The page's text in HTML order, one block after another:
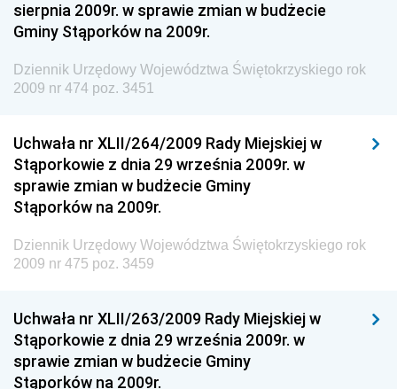
Gospodarki Żywnościowej
Społecznej
Dziennik Urzędowy Ministra Cyfryzacji
Dziennik Urzędowy Ministra Infrastruktury i
Budownictwa
Dziennik Urzędowy Ministra Gospodarki Morskiej i
Dziennik Urzędowy Ministra Energii
Dziennik Urzędowy Ministra Sprawiedliwości
Dziennik Urzędowy Ministra Rozwoju i Finansów
Dziennik Urzędowy Wyższego Urzędu Górniczego
sierpnia 2009r. w sprawie zmian w budżecie
Gminy Stąporków na 2009r.
Dziennik Urzędowy Województwa Świętokrzyskiego rok
2009 nr 474 poz. 3451
Uchwała nr XLII/264/2009 Rady Miejskiej w
Stąporkowie z dnia 29 września 2009r. w
sprawie zmian w budżecie Gminy
Stąporków na 2009r.
Dziennik Urzędowy Województwa Świętokrzyskiego rok
2009 nr 475 poz. 3459
Uchwała nr XLII/263/2009 Rady Miejskiej w
Stąporkowie z dnia 29 września 2009r. w
sprawie zmian w budżecie Gminy
Stąporków na 2009r.